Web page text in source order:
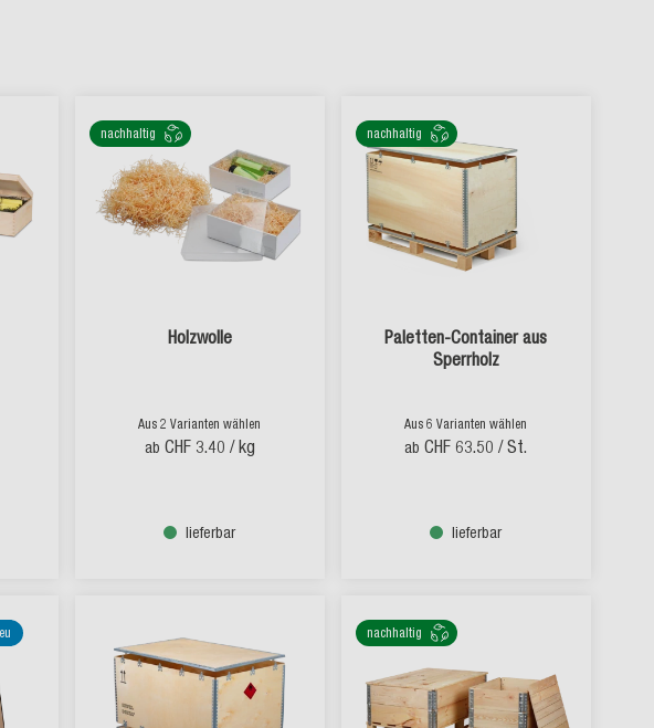
nachhaltig
Holzwolle
Aus 2 Varianten wählen
ab CHF 3.40 / kg
lieferbar
nachhaltig
Paletten-Container aus
Sperrholz
Aus 6 Varianten wählen
ab CHF 63.50 / St.
lieferbar
nachhaltig